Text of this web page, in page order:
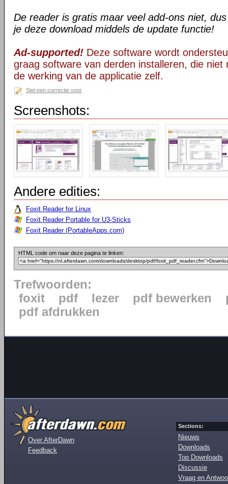
De reader is gratis maar veel add-ons niet,
je deze download middels de update functie!
Ad-supported! Deze software wordt
graag software van derden installeren, die niet
de werking van de applicatie zelf.
Stel een correctie voor
Screenshots:
Andere edities:
Foxit Reader for Linux
Foxit Reader Portable for U3-Sticks
Foxit Reader (PortableApps.com)
HTML code om naar deze pagina te linken:
Trefwoorden:
foxit
pdf lezer pdf bewerken
pdf afdrukken
Over AfterDawn
Feedback
Sections:
Nieuws
Downloads
Top Downloads
Discussie
Vraag en